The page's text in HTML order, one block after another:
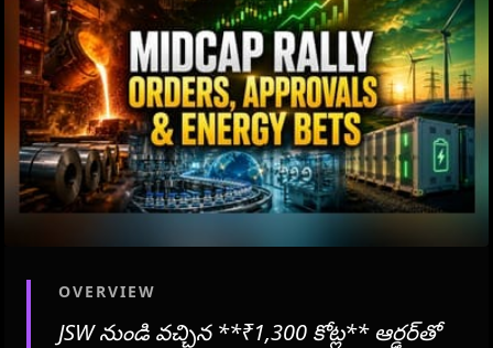
OVERVIEW
JSW నుండి వచ్చిన **₹1,300 కోట్ల** ఆర్డర్‌తో